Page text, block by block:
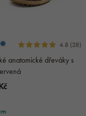
4.8 (28)
anatomické dřeváky s